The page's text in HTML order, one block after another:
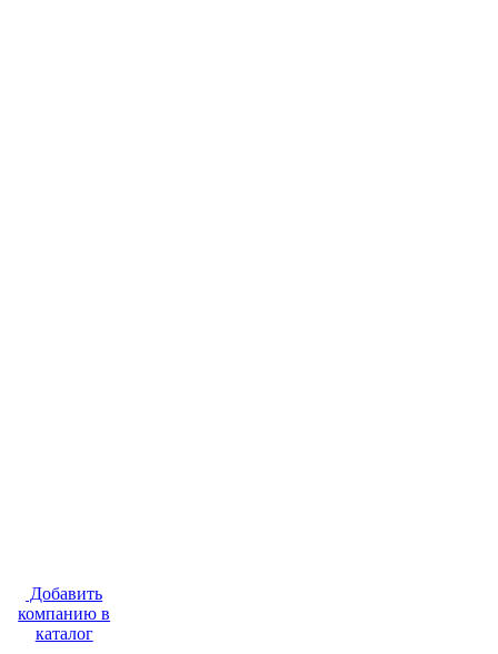
Добавить
компанию в
каталог